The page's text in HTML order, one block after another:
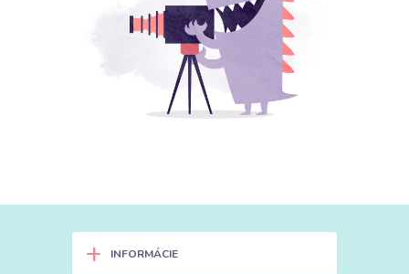
+ INFORMÁCIE